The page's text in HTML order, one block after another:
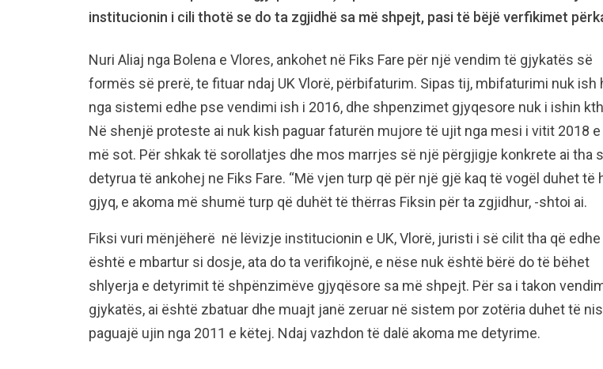
institucionin i cili thotë se do ta zgjidhë sa më shpejt, pasi të bëjë verfikimet
Nuri Aliaj nga Bolena e Vlores, ankohet në Fiks Fare për një vendim të gjykatës së
formës së prerë, te fituar ndaj UK Vlorë, përbifaturim. Sipas tij, mbifaturimi nuk ish
nga sistemi edhe pse vendimi ish i 2016, dhe shpenzimet gjyqesore nuk i ishin
Në shenjë proteste ai nuk kish paguar faturën mujore të ujit nga mesi i vitit 2018 e
më sot. Për shkak të sorollatjes dhe mos marrjes së një përgjigje konkrete ai tha
detyrua të ankohej ne Fiks Fare. “Më vjen turp që për një gjë kaq të vogël duhet të
gjyq, e akoma më shumë turp që duhët të thërras Fiksin për ta zgjidhur, -shtoi ai.
Fiksi vuri mënjëherë në lëvizje institucionin e UK, Vlorë, juristi i së cilit tha që
është e mbartur si dosje, ata do ta verifikojnë, e nëse nuk është bërë do të bëhet
shlyerja e detyrimit të shpënzimëve gjyqësore sa më shpejt. Për sa i takon
gjykatës, ai është zbatuar dhe muajt janë zeruar në sistem por zotëria duhet të
paguajë ujin nga 2011 e këtej. Ndaj vazhdon të dalë akoma me detyrime.